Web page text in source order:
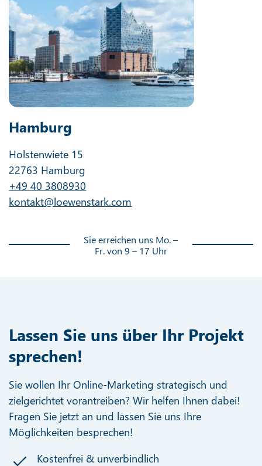
Hamburg
Holstenwiete 15
22763 Hamburg
+49 40 3808930
kontakt@loewenstark.com
Sie erreichen uns Mo. –
Fr. von 9 – 17 Uhr
Lassen Sie uns über Ihr Projekt
sprechen!
Sie wollen Ihr Online-Marketing strategisch und
zielgerichtet vorantreiben? Wir helfen Ihnen dabei!
Fragen Sie jetzt an und lassen Sie uns Ihre
Möglichkeiten besprechen!
Kostenfrei & unverbindlich